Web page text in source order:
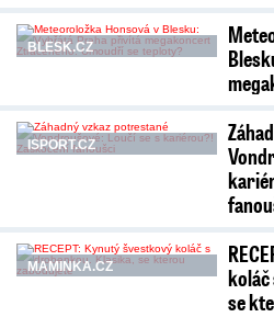
BLESK.CZ
ISPORT.CZ
MAMINKA.CZ
se